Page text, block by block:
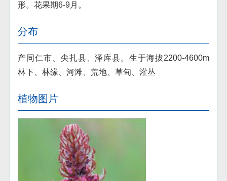
形。花果期6-9月。
分布
产同仁市、尖扎县、泽库县。生于海拔2200-4600m
林下、林缘、河滩、荒地、草甸、灌丛
植物图片